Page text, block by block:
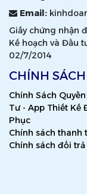
Email:
Giấy chứng nhận
Kế hoạch và Đầu
02/7/2014
CHÍNH SÁCH
Chính Sách
Tư - App Thiết Kế
Phục
Chính sách thanh
Chính sách đổi